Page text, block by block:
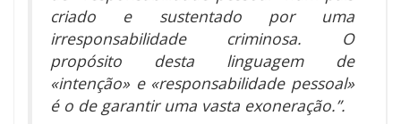
criado e sustentado por uma
irresponsabilidade criminosa. O
propósito desta linguagem de
«intenção» e «responsabilidade pessoal»
é o de garantir uma vasta exoneração.”.